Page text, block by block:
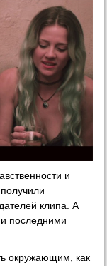
и
клипа. А
последними
окружающим, как